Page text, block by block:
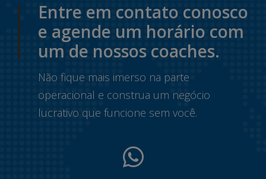
Entre em contato conosco
e agende um horário com
um de nossos coaches.
Não fique mais imerso na parte
operacional e construa um negócio
lucrativo que funcione sem você.